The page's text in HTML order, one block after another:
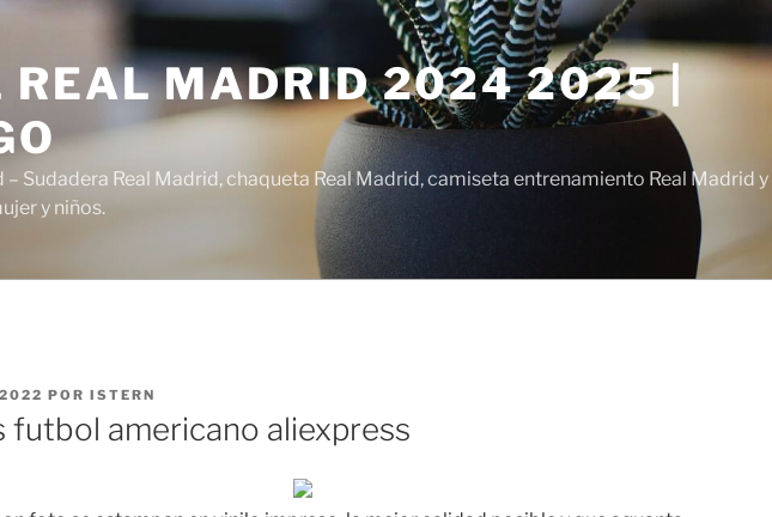
REAL MADRID 2024 2025 |
Sudadera Real Madrid, chaqueta Real Madrid, camiseta entrenamiento Real Madrid
y niños.
POR ISTERN
futbol americano aliexpress